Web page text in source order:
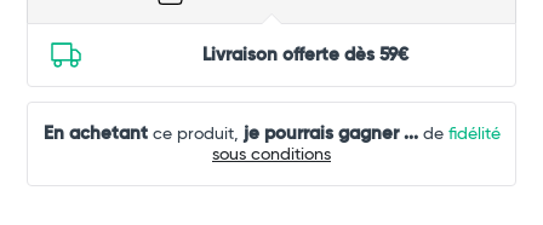
Livraison offerte dès 59€
En achetantce produit, je pourrais gagner ...de fidélité
sous conditions